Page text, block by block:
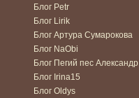
Блог Petr
Блог Lirik
Блог Артура Сумарокова
Блог NaObi
Блог Пегий пес Александр
Блог Irina15
Блог Oldys